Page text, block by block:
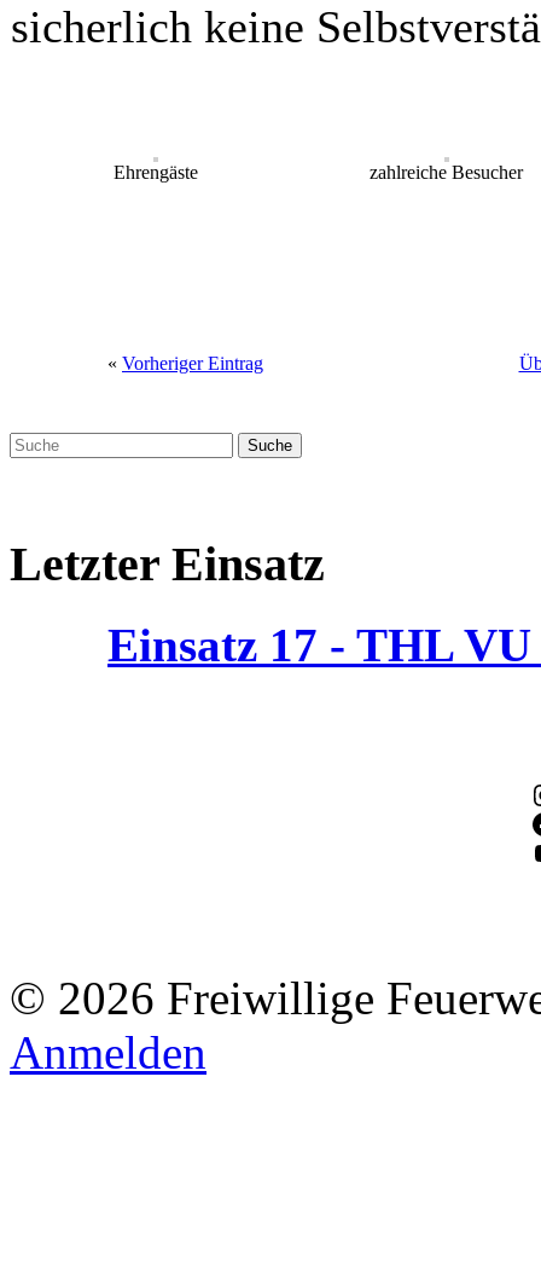
sicherlich keine
Ehrengäste zahlreiche Besucher
« Vorheriger Eintrag
Letzter Einsatz
Einsatz 17 - THL
© 2026 Freiwillige
Anmelden